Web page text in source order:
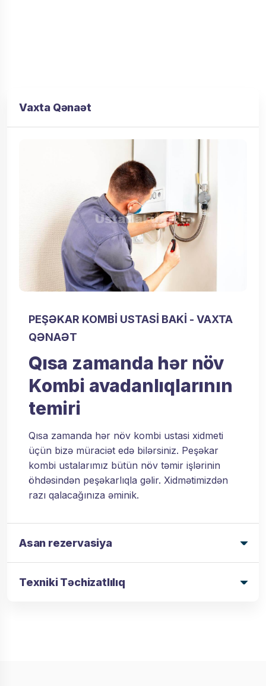
Vaxta Qənaət
PEŞƏKAR KOMBI USTASI BAKI - VAXTA
QƏNAƏT
Qısa zamanda hər növ
Kombi avadanlıqlarının
temiri
Qısa zamanda hər növ kombi ustasi xidmeti
üçün bizə müraciət edə bilərsiniz. Peşəkar
kombi ustalarımız bütün növ təmir işlərinin
öhdəsindən peşəkarlıqla gəlir. Xidmətimizdən
razı qalacağınıza əminik.
Asan rezervasiya
Texniki Təchizatlılıq